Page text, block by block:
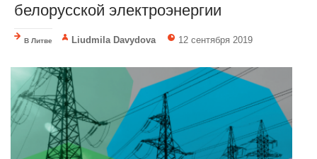
белорусской электроэнергии
В Литве Liudmila Davydova 12 сентября 2019